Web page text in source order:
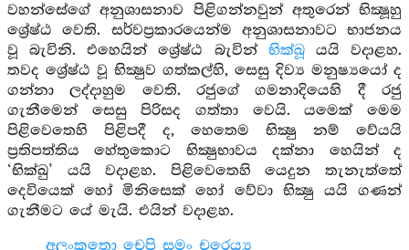
වහන්සේගේ අනුශාසනාව පිළිගන්නවුන් අතුරෙන් භික්‍ෂූහු
ශ්‍රේෂ්ඨ වෙති. සර්වප්‍රකාරයෙන්ම අනුශාසනාවට භාජනය
වූ බැවිනි. එහෙයින් ශ්‍රේෂ්ඨ බැවින් භික්ඛූයයි වදාළහ.
තවද ශ්‍රේෂ්ඨ වූ භික්‍ෂුව ගත්කල්හි, සෙසු දිව්‍ය මනුෂ්‍යයෝ ද
ගන්නා ලද්දාහුම වෙති. රජුගේ ගමනාදියෙහි දී රජු
ගැනීමෙන් සෙසු පිරිසද ගත්තා වෙයි. යමෙක් මෙම
පිළිවෙතෙහි පිළිපදී ද, හෙතෙම භික්‍ෂු නම් වේයයි
ප්‍රතිපත්තිය හේතුකොට භික්‍ෂුභාවය දක්නා හෙයින් ද
‘භික්ඛු’ යයි වදාළහ. පිළිවෙතෙහි යෙදුන තැනැත්තේ
දෙවියෙක් හෝ මිනිසෙක් හෝ වේවා භික්‍ෂු යයි ගණන්
ගැනීමට යේ මැයි. එයින් වදාළහ.
අලංකතො චෙපි සමං චරෙය්‍ය